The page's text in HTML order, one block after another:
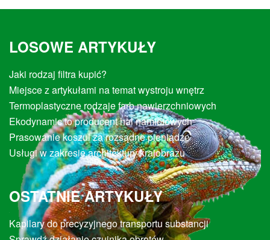
LOSOWE ARTYKUŁY
Jaki rodzaj filtra kupić?
Miejsce z artykułami na temat wystroju wnętrz
Termoplastyczne rodzaje farb nawierzchniowych
Ekodynamic to producent hal namiotowych
Prasowanie koszul za rozsądne pieniądze
Usługi w zakresie architektury krajobrazu
OSTATNIE ARTYKUŁY
Kapilary do precyzyjnego transportu substancji